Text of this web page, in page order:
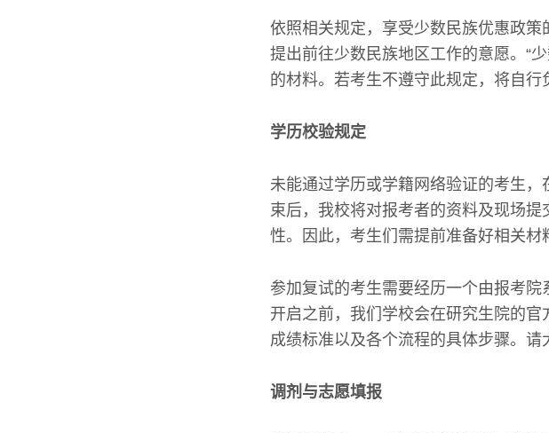
依照相关规定，享受少数民族优惠政
提出前往少数民族地区工作的意愿。“
的材料。若考生不遵守此规定，将自行
学历校验规定
未能通过学历或学籍网络验证的考生
束后，我校将对报考者的资料及现场
性。因此，考生们需提前准备好相关材
参加复试的考生需要经历一个由报考
开启之前，我们学校会在研究生院的
成绩标准以及各个流程的具体步骤。请
调剂与志愿填报